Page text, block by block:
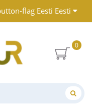
Eesti
0